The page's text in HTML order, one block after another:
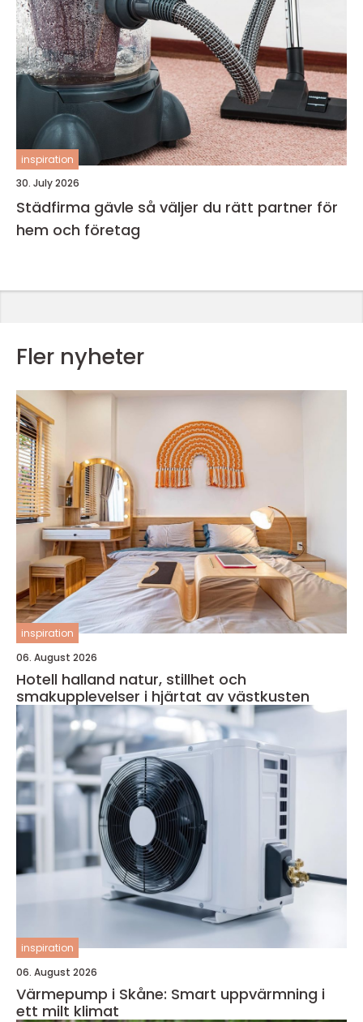
inspiration
30. July 2026
Städfirma gävle så väljer du rätt partner för
hem och företag
Fler nyheter
inspiration
06. August 2026
Hotell halland natur, stillhet och
smakupplevelser i hjärtat av västkusten
inspiration
06. August 2026
Värmepump i Skåne: Smart uppvärmning i
ett milt klimat